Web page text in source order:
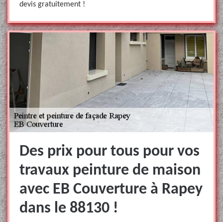
devis gratuitement !
Des prix pour tous pour vos
travaux peinture de maison
avec EB Couverture à Rapey
dans le 88130 !